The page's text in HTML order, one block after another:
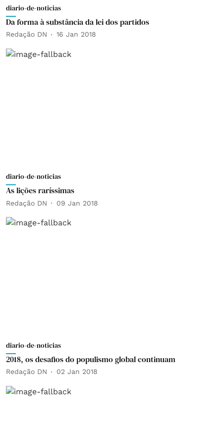
diario-de-noticias
Da forma à substância da lei dos partidos
Redação DN 16 Jan 2018
diario-de-noticias
As lições raríssimas
Redação DN 09 Jan 2018
diario-de-noticias
2018, os desafios do populismo global continuam
Redação DN 02 Jan 2018